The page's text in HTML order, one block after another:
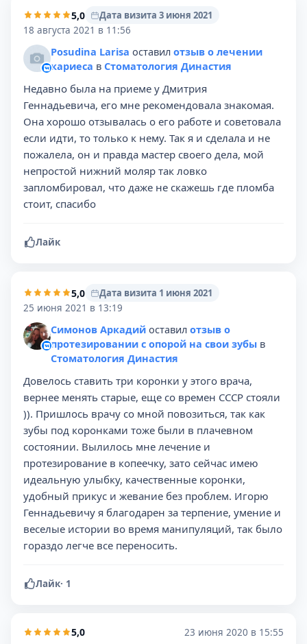
5,0
Дата визита 3 июня 2021
18 августа 2021 в 11:56
Posudina Larisa оставил отзыв о лечении
кариеса в Стоматология Династия
Недавно была на приеме у Дмитрия
Геннадьевича, его мне рекомендовала знакомая.
Она хорошо отзывалась о его работе и советовала
если идти, то только к нему. Так я и сделала и не
пожалела, он и правда мастер своего дела, мой
непростой нижний моляр так ловко
запломбировал, что даже не скажешь где пломба
стоит, спасибо
Лайк
5,0
Дата визита 1 июня 2021
25 июня 2021 в 13:19
Симонов Аркадий оставил отзыв о
протезировании с опорой на свои зубы в
Стоматология Династия
Довелось ставить три коронки у этого врача,
вернее менять старые, еще со времен СССР стояли
)). Пришлось врачу со мной повозиться, так как
зубы под коронками тоже были в плачевном
состоянии. Вылилось мне лечение и
протезирование в копеечку, зато сейчас имею
идеальную улыбку, качественные коронки,
удобный прикус и жевание без проблем. Игорю
Геннадьевичу я благодарен за терпение, умение и
веселые истории во время манипуляций, так было
гораздо легче все переносить.
Лайк· 1
5,0 23 июня 2020 в 15:55